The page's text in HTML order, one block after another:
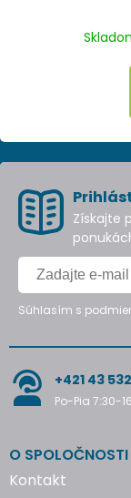
Získajte
Súhlasím s
+421 43 532
Po-Pia 7:30-
O SPOLOČNOSTI
Kontakt